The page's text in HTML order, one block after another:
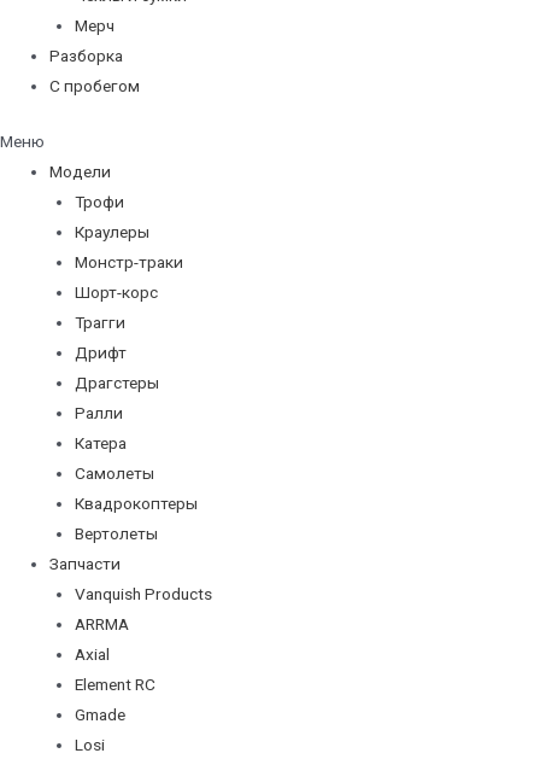
Мерч
Разборка
С пробегом
Меню
Модели
Трофи
Краулеры
Монстр-траки
Шорт-корс
Трагги
Дрифт
Драгстеры
Ралли
Катера
Самолеты
Квадрокоптеры
Вертолеты
Запчасти
Vanquish Products
ARRMA
Axial
Element RC
Gmade
Losi